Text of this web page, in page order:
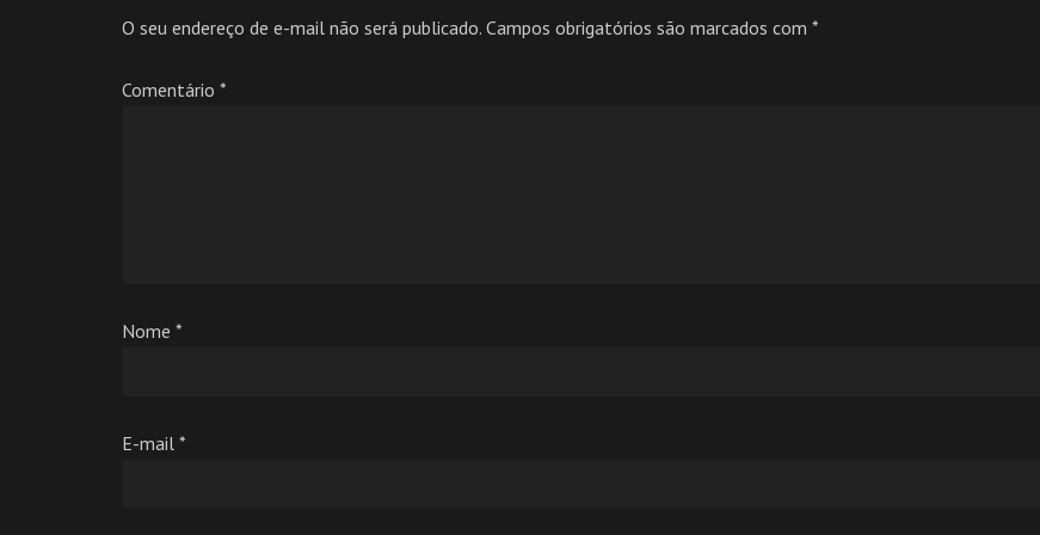
O seu endereço de e-mail não será publicado. Campos obrigatórios são marcados com *
Comentário *
Nome *
E-mail *